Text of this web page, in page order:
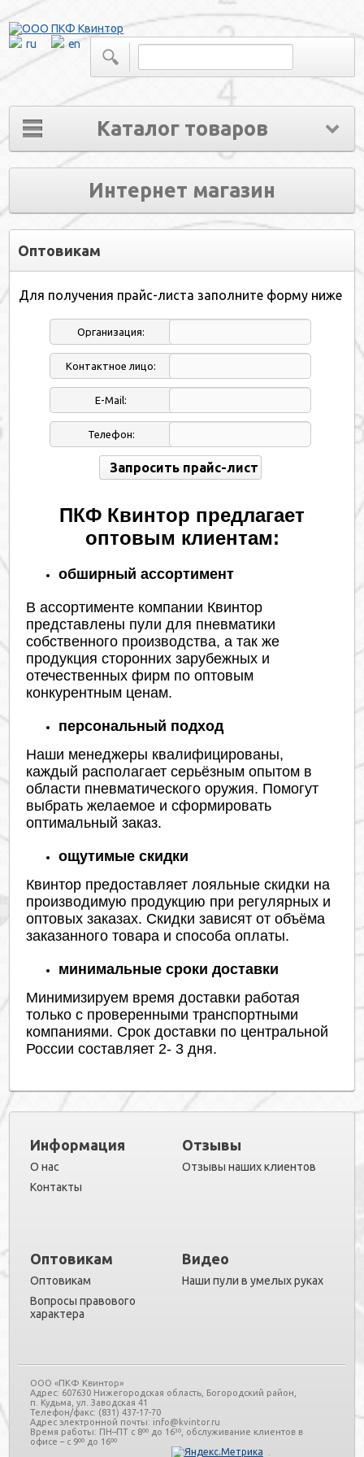
ru en
Каталог товаров
Интернет магазин
Оптовикам
Для получения прайс-листа заполните форму ниже
Организация:
Контактное лицо:
E-Mail:
Телефон:
ПКФ Квинтор предлагает
оптовым клиентам:
обширный ассортимент
В ассортименте компании Квинтор
представлены пули для пневматики
собственного производства, а так же
продукция сторонних зарубежных и
отечественных фирм по оптовым
конкурентным ценам.
персональный подход
Наши менеджеры квалифицированы,
каждый располагает серьёзным опытом в
области пневматического оружия. Помогут
выбрать желаемое и сформировать
оптимальный заказ.
ощутимые скидки
Квинтор предоставляет лояльные скидки на
производимую продукцию при регулярных и
оптовых заказах. Скидки зависят от объёма
заказанного товара и способа оплаты.
минимальные сроки доставки
Минимизируем время доставки работая
только с проверенными транспортными
компаниями. Срок доставки по центральной
России составляет 2- 3 дня.
Информация
О нас
Контакты
Отзывы
Отзывы наших клиентов
Оптовикам
Оптовикам
Вопросы правового
характера
Видео
Наши пули в умелых руках
ООО «ПКФ Квинтор»
Адрес: 607630 Нижегородская область, Богородский район,
п. Кудьма, ул. Заводская 41
Телефон/факс: (831) 437-17-70
Адрес электронной почты: info@kvintor.ru
Время работы: ПН–ПТ с 8ºº до 16³º, обслуживание клиентов в
офисе – с 9ºº до 16ºº